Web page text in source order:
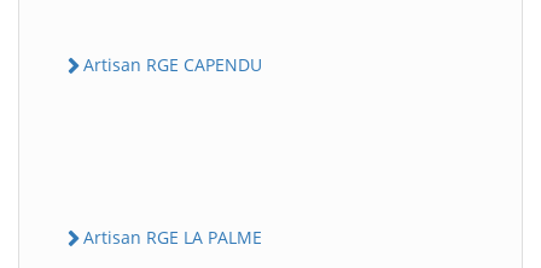
Artisan RGE CAPENDU
Artisan RGE LA PALME